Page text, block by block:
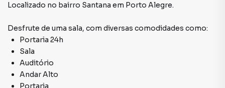
Localizado no bairro Santana em Porto Alegre.
Desfrute de uma sala, com diversas comodidades como:
Portaria 24h
Sala
Auditório
Andar Alto
Portaria